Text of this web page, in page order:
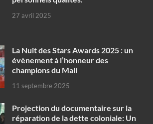
27 avril 2025
‎La Nuit des Stars Awards 2025 : un
évènement à l’honneur des
champions du Mali
11 septembre 2025
Projection du documentaire sur la
réparation de la dette coloniale: Un